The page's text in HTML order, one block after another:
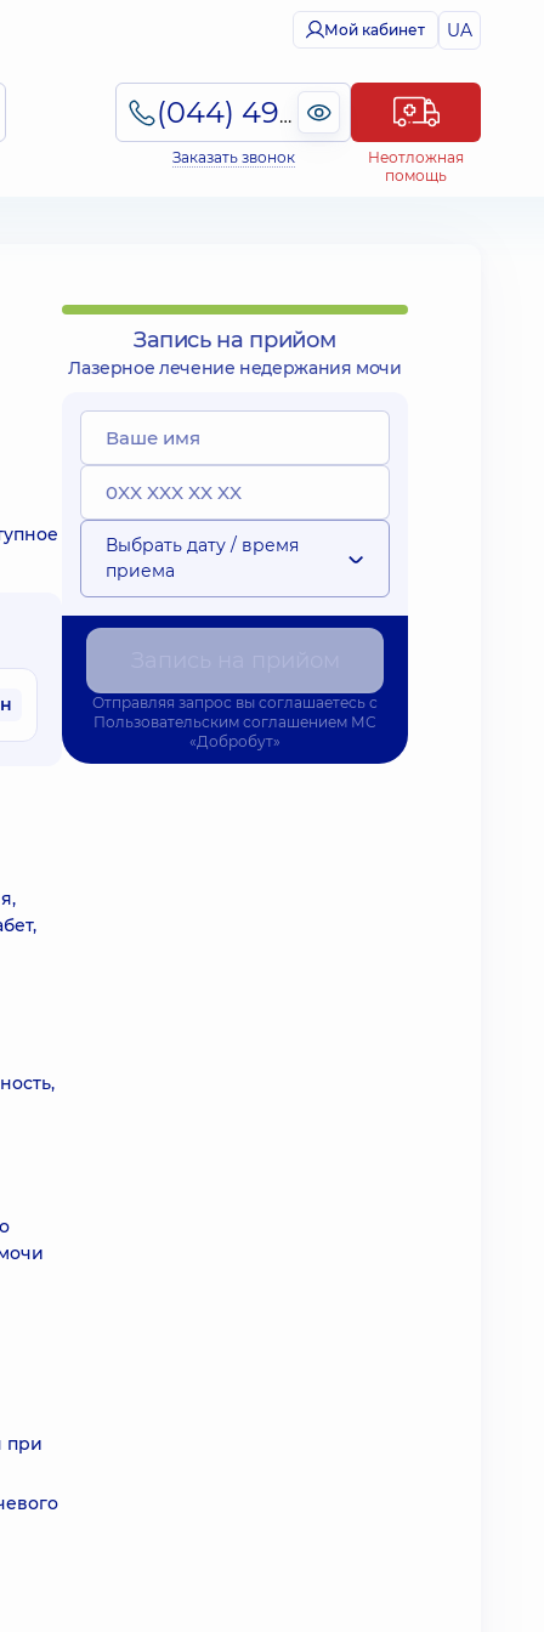
Мой кабинет UA
(044) 495-2-888
Заказать звонок
Неотложная
помощь
при
Запись на прийом
Лазерное лечение недержания мочи
Выбрать дату / время
приема
Отправляя запрос вы соглашаетесь с
Пользовательским соглашением МС
«Добробут»